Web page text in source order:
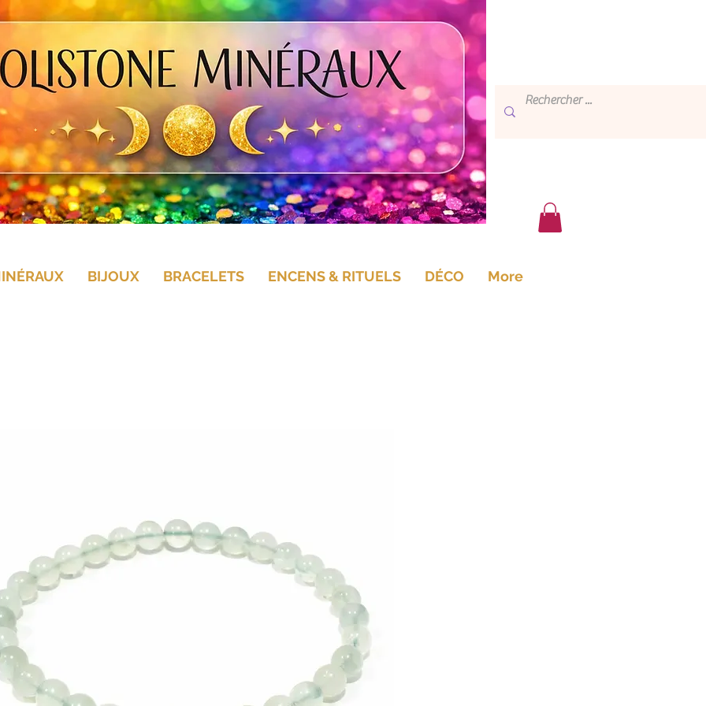
BIJOUX BRACELETS ENCENS & RITUELS DÉCO More